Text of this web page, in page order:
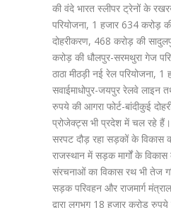
की वंदे भारत स्लीपर ट्रेनों के
परियोजना, 1 हजार 634 करोड़
दोहरीकरण, 468 करोड़ की
करोड़ की धौलपुर-सरमथुरा गेज
ठाठा मीठड़ी नई रेल परियोजना,
सवाईमाधोपुर-जयपुर रेलवे लाइन
रुपये की आगरा फोर्ट-बांदीकुई
प्रोजेक्ट्स भी प्रदेश में चल रहे हैं।
सरपट दौड़ रहा सड़कों के विकास
राजस्थान में सड़क मार्गों के
संरचनाओं का विकास रथ भी तेज
सड़क परिवहन और राजमार्ग
द्वारा लगभग 18 हजार करोड़